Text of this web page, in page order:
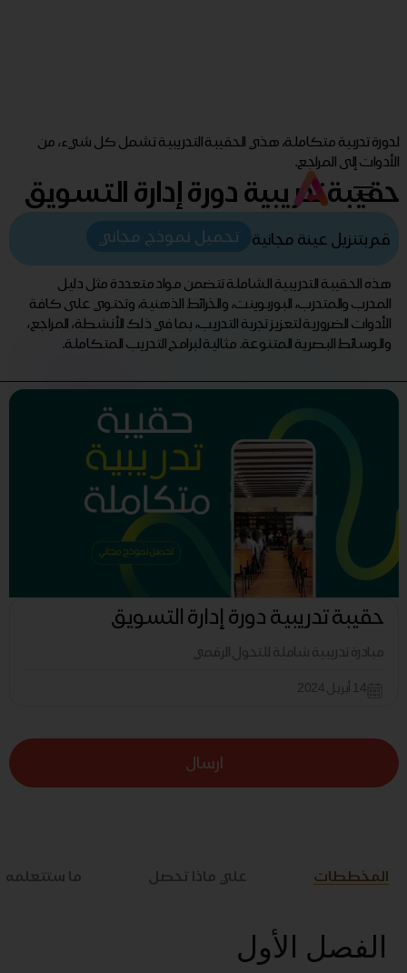
لدورة تدربية متكاملة، هذي الحقيبة التدريبية تشمل كل شيء، من
الأدوات إلى المراجع.
حقيبة تدريبية دورة إدارة التسويق
قم بتنزيل عينة مجانية تحميل نموذج مجاني
هذه الحقيبة التدريبية الشاملة تتضمن مواد متعددة مثل دليل
المدرب والمتدرب، البوربوينت، والخرائط الذهنية، وتحتوي على كافة
الأدوات الضرورية لتعزيز تجربة التدريب، بما في ذلك الأنشطة، المراجع،
والوسائط البصرية المتنوعة. مثالية لبرامج التدريب المتكاملة.
حقيبة تدريبية دورة إدارة التسويق
مبادرة تدريبية شاملة للتحول الرقمي
14 أبريل 2024
ارسال
المخططات علي ماذا تحصل ما ستتعلمه
الفصل الأول